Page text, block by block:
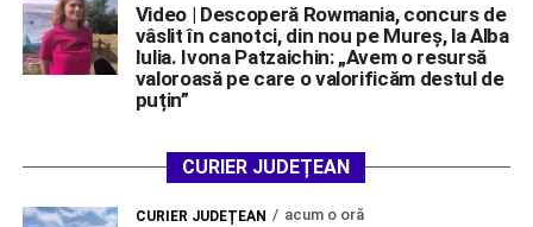
Video | Descoperă Rowmania, concurs de
vâslit în canotci, din nou pe Mureș, la Alba
Iulia. Ivona Patzaichin: „Avem o resursă
valoroasă pe care o valorificăm destul de
puțin”
CURIER JUDEȚEAN
CURIER JUDEȚEAN acum o oră